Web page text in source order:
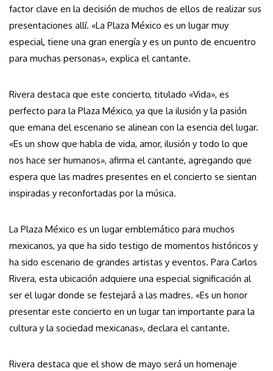
factor clave en la decisión de muchos de ellos de realizar sus
presentaciones allí. «La Plaza México es un lugar muy
especial, tiene una gran energía y es un punto de encuentro
para muchas personas», explica el cantante.
Rivera destaca que este concierto, titulado «Vida», es
perfecto para la Plaza México, ya que la ilusión y la pasión
que emana del escenario se alinean con la esencia del lugar.
«Es un show que habla de vida, amor, ilusión y todo lo que
nos hace ser humanos», afirma el cantante, agregando que
espera que las madres presentes en el concierto se sientan
inspiradas y reconfortadas por la música.
La Plaza México es un lugar emblemático para muchos
mexicanos, ya que ha sido testigo de momentos históricos y
ha sido escenario de grandes artistas y eventos. Para Carlos
Rivera, esta ubicación adquiere una especial significación al
ser el lugar donde se festejará a las madres. «Es un honor
presentar este concierto en un lugar tan importante para la
cultura y la sociedad mexicanas», declara el cantante.
Rivera destaca que el show de mayo será un homenaje